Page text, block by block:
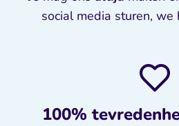
social media sturen, we
100%